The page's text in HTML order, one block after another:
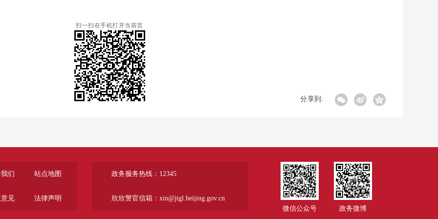
扫一扫在手机打开当前页
分享到:
们 站点地图
见 法律声明
政务服务热线：12345
欣欣警官信箱：xin@jtgl.beijing.gov.cn
微信公众号
政务微博